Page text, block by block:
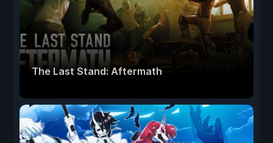
The Last Stand: Aftermath